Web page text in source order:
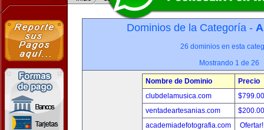
Dominios de la Categoría -
26 dominios en esta
Mostrando 1 de 26
Nombre de Dominio
Precio
clubdelamusica.com
ventadeartesanias.com
academiadefotografia.com